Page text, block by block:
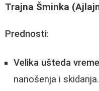
Trajna Šminka
Prednosti:
Velika ušteda
nanošenja i skidanja.